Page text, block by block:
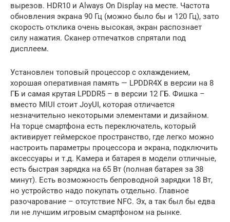
вырезов. HDR10 и Always On Display на месте. Частота
обновления экрана 90 Гц (можно было бы и 120 Гц), зато
скорость отклика очень высокая, экран распознает
силу нажатия. Сканер отпечатков спрятали под
дисплеем.
Установлен топовый процессор с охлаждением,
хорошая оперативная память — LPDDR4X в версии на 8
ГБ и самая крутая LPDDR5 – в версии 12 ГБ. Фишка –
вместо MIUI стоит JoyUI, которая отличается
незначительно некоторыми элементами и дизайном.
На торце смартфона есть переключатель, который
активирует геймерское пространство, где легко можно
настроить параметры процессора и экрана, подключить
аксессуары и т.д. Камера и батарея в модели отличные,
есть быстрая зарядка на 65 Вт (полная батарея за 38
минут). Есть возможность бепроводной зарядки 18 Вт,
но устройство надо покупать отдельно. Главное
разочарование – отсутствие NFC. Эх, а так был бы едва
ли не лучшим игровым смартфоном на рынке.